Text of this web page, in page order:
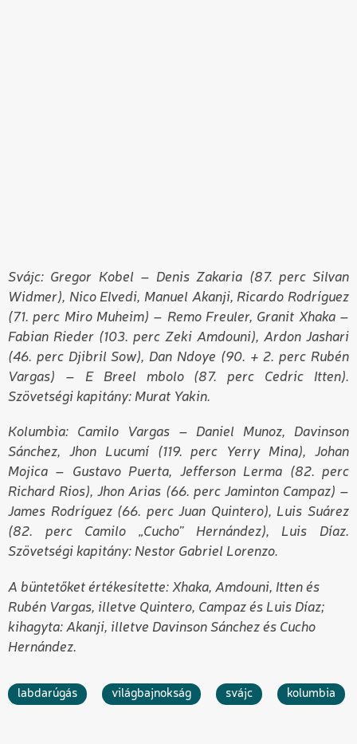
Svájc: Gregor Kobel – Denis Zakaria (87. perc Silvan
Widmer), Nico Elvedi, Manuel Akanji, Ricardo Rodríguez
(71. perc Miro Muheim) – Remo Freuler, Granit Xhaka –
Fabian Rieder (103. perc Zeki Amdouni), Ardon Jashari
(46. perc Djibril Sow), Dan Ndoye (90. + 2. perc Rubén
Vargas) – E Breel mbolo (87. perc Cedric Itten).
Szövetségi kapitány: Murat Yakin.
Kolumbia: Camilo Vargas – Daniel Munoz, Davinson
Sánchez, Jhon Lucumí (119. perc Yerry Mina), Johan
Mojica – Gustavo Puerta, Jefferson Lerma (82. perc
Richard Rios), Jhon Arias (66. perc Jaminton Campaz) –
James Rodríguez (66. perc Juan Quintero), Luis Suárez
(82. perc Camilo „Cucho” Hernández), Luis Díaz.
Szövetségi kapitány: Nestor Gabriel Lorenzo.
A büntetőket értékesítette: Xhaka, Amdouni, Itten és
Rubén Vargas, illetve Quintero, Campaz és Luis Díaz;
kihagyta: Akanji, illetve Davinson Sánchez és Cucho
Hernández.
labdarúgás világbajnokság svájc kolumbia